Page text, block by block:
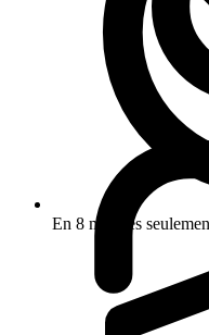
En 8 minutes